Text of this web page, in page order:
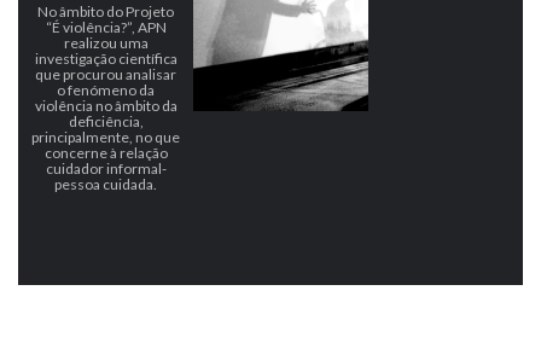
No âmbito do Projeto
“É violência?”, APN
realizou uma
investigação científica
que procurou analisar
o fenómeno da
violência no âmbito da
deficiência,
principalmente, no que
concerne à relação
cuidador informal-
pessoa cuidada.